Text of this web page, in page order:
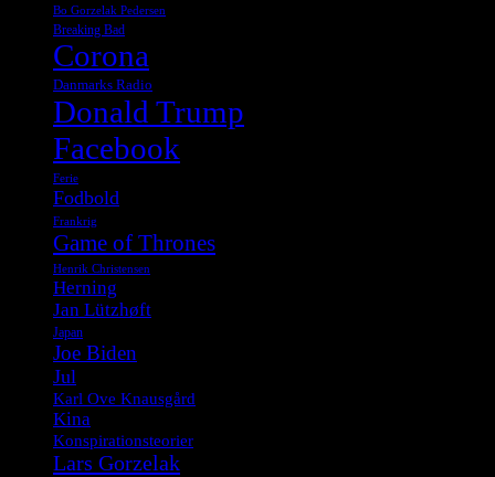
Bo Gorzelak Pedersen
Breaking Bad
Corona
Danmarks Radio
Donald Trump
Facebook
Ferie
Fodbold
Frankrig
Game of Thrones
Henrik Christensen
Herning
Jan Lützhøft
Japan
Joe Biden
Jul
Karl Ove Knausgård
Kina
Konspirationsteorier
Lars Gorzelak